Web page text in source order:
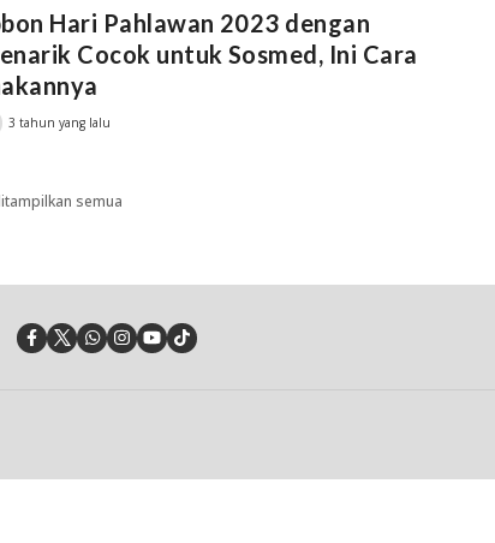
Hari Pahlawan 2023 dengan
Cocok untuk Sosmed, Ini Cara
3 tahun yang lalu
semua